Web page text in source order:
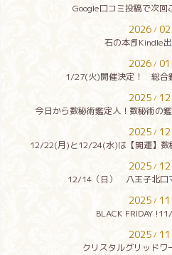
Google口コミ投稿で次回
2026 / 02
石の本📕Kindle
2026 / 01
1/27(火)開催決定！ 総合
2025 / 12
今日から数秘術鑑定人！数秘術の
2025 / 12
12/22(月)と12/24(水)は【開運】数
2025 / 12
12/14（日） 八王子北口
2025 / 11
BLACK FRIDAY
2025 / 11
クリスタルグリッドワ